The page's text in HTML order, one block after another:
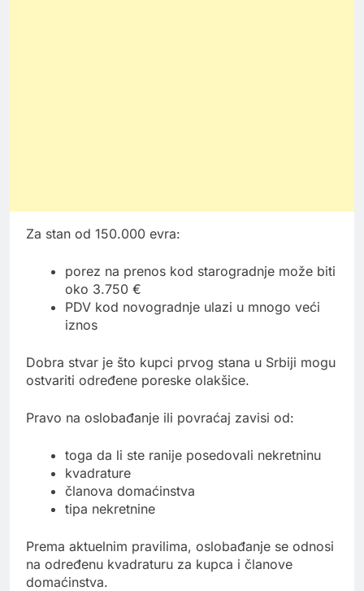
Za stan od 150.000 evra:
porez na prenos kod starogradnje može biti
oko 3.750 €
PDV kod novogradnje ulazi u mnogo veći
iznos
Dobra stvar je što kupci prvog stana u Srbiji mogu
ostvariti određene poreske olakšice.
Pravo na oslobađanje ili povraćaj zavisi od:
toga da li ste ranije posedovali nekretninu
kvadrature
članova domaćinstva
tipa nekretnine
Prema aktuelnim pravilima, oslobađanje se odnosi
na određenu kvadraturu za kupca i članove
domaćinstva.